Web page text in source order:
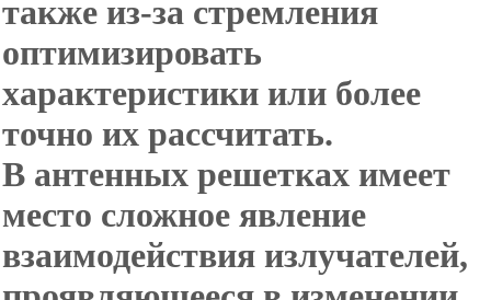
также из-за стремления
оптимизировать
характеристики или более
точно их рассчитать.
В антенных решетках имеет
место сложное явление
взаимодействия излучателей,